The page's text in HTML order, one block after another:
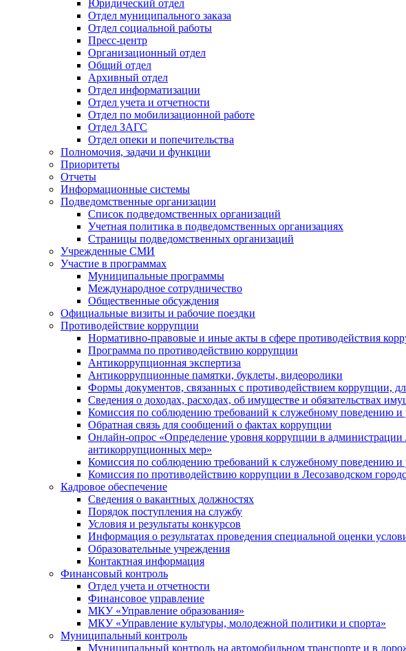
Юридический отдел
Отдел муниципального заказа
Отдел социальной работы
Пресс-центр
Организационный отдел
Общий отдел
Архивный отдел
Отдел информатизации
Отдел учета и отчетности
Отдел по мобилизационной работе
Отдел ЗАГС
Отдел опеки и попечительства
Полномочия, задачи и функции
Приоритеты
Отчеты
Информационные системы
Подведомственные организации
Список подведомственных организаций
Учетная политика в подведомственных организациях
Страницы подведомственных организаций
Учрежденные СМИ
Участие в программах
Муниципальные программы
Международное сотрудничество
Общественные обсуждения
Официальные визиты и рабочие поездки
Противодействие коррупции
Нормативно-правовые и иные акты в сфере противодействия
Программа по противодействию коррупции
Антикоррупционная экспертиза
Антикоррупционные памятки, буклеты, видеоролики
Формы документов, связанных с противодействием коррупции,
Сведения о доходах, расходах, об имуществе и обязательствах
Комиссия по соблюдению требований к служебному поведению и
Обратная связь для сообщений о фактах коррупции
Онлайн-опрос «Определение уровня коррупции в
антикоррупционных мер»
Комиссия по соблюдению требований к служебному поведению
Комиссия по противодействию коррупции в Лесозаводском
Кадровое обеспечение
Сведения о вакантных должностях
Порядок поступления на службу
Условия и результаты конкурсов
Информация о результатах проведения специальной оценки
Образовательные учреждения
Контактная информация
Финансовый контроль
Отдел учета и отчетности
Финансовое управление
МКУ «Управление образования»
МКУ «Управление культуры, молодежной политики и спорта»
Муниципальный контроль
Муниципальный контроль на автомобильном транспорте и в